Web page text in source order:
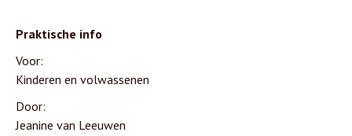
Praktische info
Voor:
Kinderen en volwassenen
Door:
Jeanine van Leeuwen